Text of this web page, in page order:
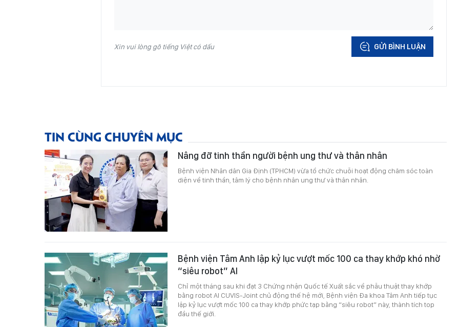
Xin vui lòng gõ tiếng Việt có dấu GỬI BÌNH LUẬN
TIN CÙNG CHUYÊN MỤC
Nâng đỡ tinh thần người bệnh ung thư và thân nhân
Bệnh viện Nhân dân Gia Định (TPHCM) vừa tổ chức chuỗi hoạt động chăm sóc toàn
diện về tinh thần, tâm lý cho bệnh nhân ung thư và thân nhân.
Bệnh viện Tâm Anh lập kỷ lục vượt mốc 100 ca thay khớp khó nhờ
“siêu robot” AI
Chỉ một tháng sau khi đạt 3 Chứng nhận Quốc tế Xuất sắc về phẫu thuật thay khớp
bằng robot AI CUVIS-Joint chủ động thế hệ mới, Bệnh viện Đa khoa Tâm Anh tiếp tục
lập kỷ lục vượt mốc 100 ca thay khớp phức tạp bằng “siêu robot” này, thành tích top
đầu thế giới.